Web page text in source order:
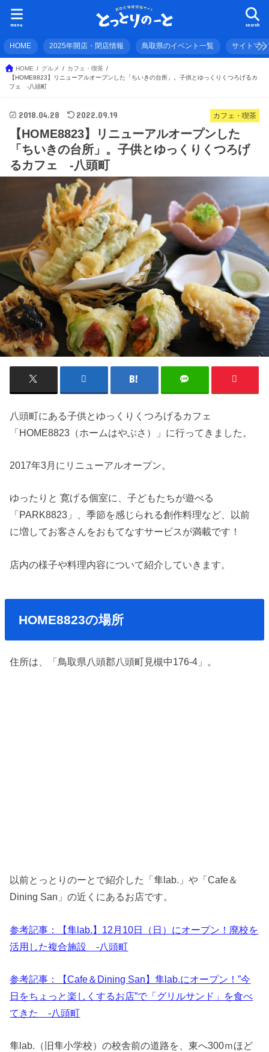
search
menu
HOME 2025年開店・閉店情報 鳥取県のイベント一覧 サイトマッ
HOME グルメ
カフェ・喫茶
【HOME8823】リニューアルオープンした「ちいきの台所」。子供とゆっくりくつろげるカ
フェ -八頭町
カフェ・喫茶
2018.04.28 2022.09.19
【HOME8823】リニューアルオープンした
「ちいきの台所」。子供とゆっくりくつろげ
るカフェ -八頭町
八頭町にある子供とゆっくりくつろげるカフェ
「HOME8823（ホームはやぶさ）」に行ってきました。
2017年3月にリニューアルオープン。
ゆったりと 寛げる個室に、子どもたちが遊べる
「PARK8823」、季節を感じられる創作料理など、以前
に増してお客さんをおもてなすサービスが満載です！
店内の様子や料理内容について紹介していきます。
HOME8823の場所
住所は、「鳥取県八頭郡八頭町見槻中176-4」。
以前とっとりのーとで紹介した「隼lab.」や「Cafe＆
Dining San」の近くにあるお店です。
参考記事：【隼lab.】12月10日（日）にオープン！廃校を
活用した複合施設 -八頭町
参考記事：【Cafe＆Dining San】隼lab.にオープン！”今
日をちょっと楽しくするお店”で「グリルサンド」を食べ
てきた -八頭町
隼lab.（旧隼小学校）の校舎前の道路を、東へ300ｍほど